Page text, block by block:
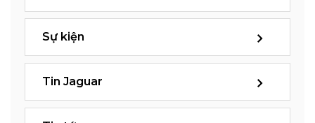
Sự kiện
Tin Jaguar